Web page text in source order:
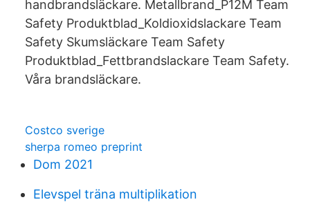
handbrandsläckare. Metallbrand_P12M Team
Safety Produktblad_Koldioxidslackare Team
Safety Skumsläckare Team Safety
Produktblad_Fettbrandslackare Team Safety.
Våra brandsläckare.
Costco sverige
sherpa romeo preprint
Dom 2021
Elevspel träna multiplikation